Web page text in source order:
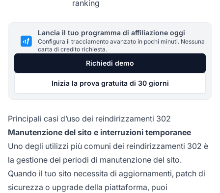
ranking
Lancia il tuo programma di affiliazione oggi
Configura il tracciamento avanzato in pochi minuti. Nessuna
carta di credito richiesta.
Richiedi demo
Inizia la prova gratuita di 30 giorni
Principali casi d’uso dei reindirizzamenti 302
Manutenzione del sito e interruzioni temporanee
Uno degli utilizzi più comuni dei reindirizzamenti 302 è
la gestione dei periodi di manutenzione del sito.
Quando il tuo sito necessita di aggiornamenti, patch di
sicurezza o upgrade della piattaforma, puoi